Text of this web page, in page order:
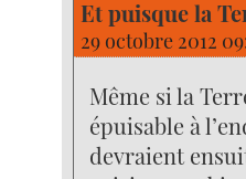
Et puisque la
29 octobre 2012
Même si la
épuisable à
devraient